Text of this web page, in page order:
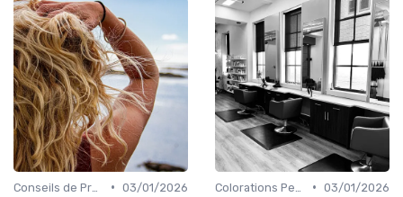
• 03/01/2026
• 03/01/2026